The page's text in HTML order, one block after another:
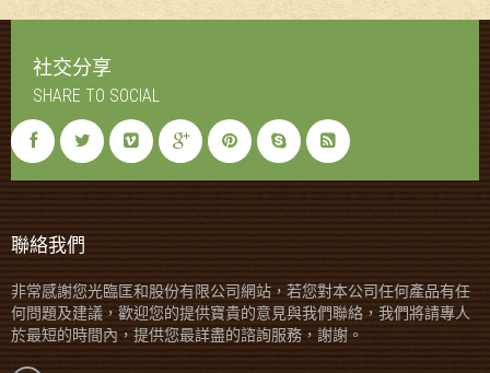
社交分享
SHARE TO SOCIAL
聯絡我們
非常感謝您光臨匡和股份有限公司網站，若您對本公司任何產品有任
何問題及建議，歡迎您的提供寶貴的意見與我們聯絡，我們將請專人
於最短的時間內，提供您最詳盡的諮詢服務，謝謝。